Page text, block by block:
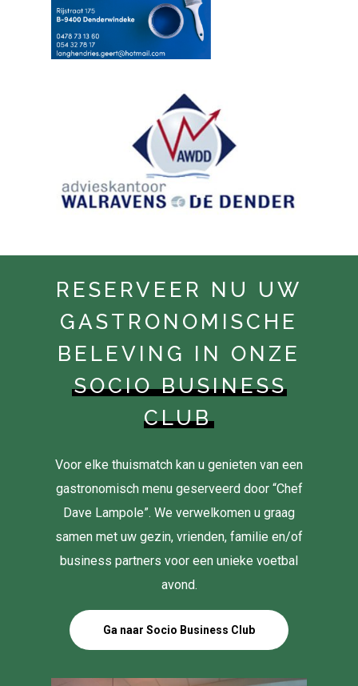
RESERVEER NU UW
GASTRONOMISCHE
BELEVING IN ONZE
SOCIO BUSINESS
CLUB
Voor elke thuismatch kan u genieten van een
gastronomisch menu geserveerd door “Chef
Dave Lampole”. We verwelkomen u graag
samen met uw gezin, vrienden, familie en/of
business partners voor een unieke voetbal
avond.
Ga naar Socio Business Club